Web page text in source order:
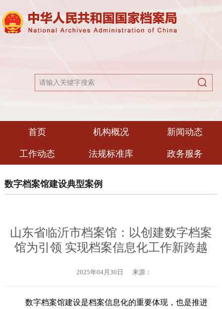
首页 机构概况 新闻动态
工作动态 法规标准库 政务服务
数字档案馆建设典型案例
山东省临沂市档案馆：以创建数字档案
馆为引领 实现档案信息化工作新跨越
2025年04月30日 来源：
数字档案馆建设是档案信息化的重要体现，也是推进